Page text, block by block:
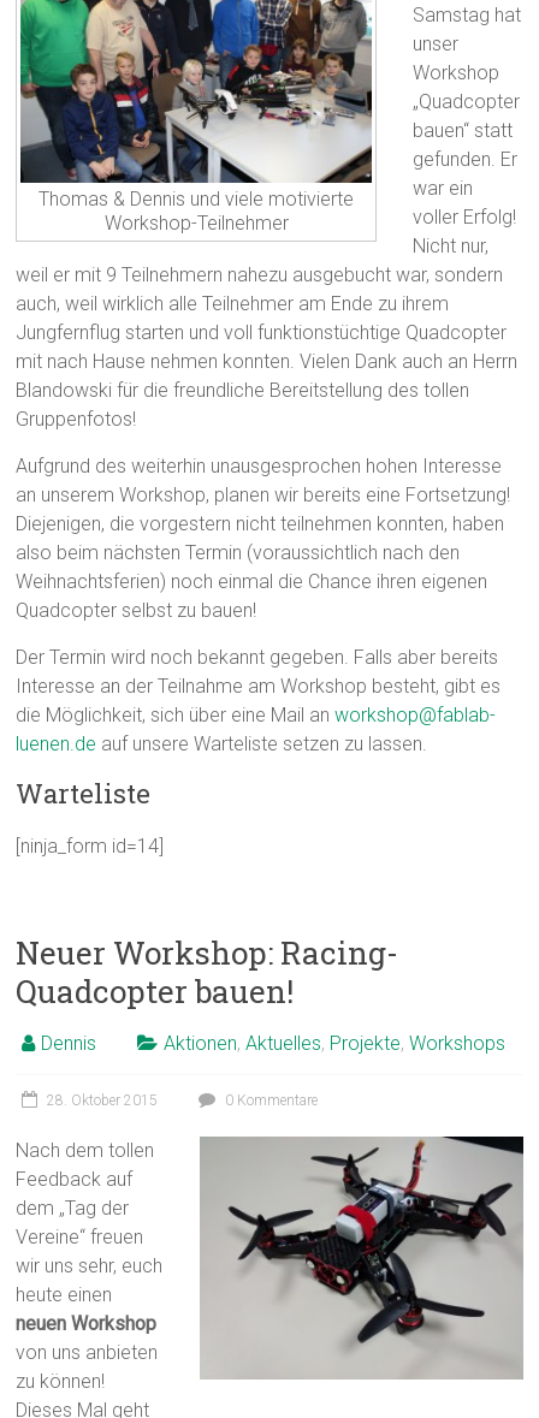
Thomas & Dennis und viele motivierte
Workshop-Teilnehmer
Samstag hat
unser
Workshop
„Quadcopter
bauen“ statt
gefunden. Er
war ein
voller Erfolg!
Nicht nur,
weil er mit 9 Teilnehmern nahezu ausgebucht war, sondern
auch, weil wirklich alle Teilnehmer am Ende zu ihrem
Jungfernflug starten und voll funktionstüchtige Quadcopter
mit nach Hause nehmen konnten. Vielen Dank auch an Herrn
Blandowski für die freundliche Bereitstellung des tollen
Gruppenfotos!
Aufgrund des weiterhin unausgesprochen hohen Interesse
an unserem Workshop, planen wir bereits eine Fortsetzung!
Diejenigen, die vorgestern nicht teilnehmen konnten, haben
also beim nächsten Termin (voraussichtlich nach den
Weihnachtsferien) noch einmal die Chance ihren eigenen
Quadcopter selbst zu bauen!
Der Termin wird noch bekannt gegeben. Falls aber bereits
Interesse an der Teilnahme am Workshop besteht, gibt es
die Möglichkeit, sich über eine Mail anworkshop@fablab-
luenen.de auf unsere Warteliste setzen zu lassen.
Warteliste
[ninja_form id=14]
Neuer Workshop: Racing-
Quadcopter bauen!
Dennis Aktionen,Aktuelles, Projekte,Workshops
28. Oktober 2015 0 Kommentare
Nach dem tollen
Feedback auf
dem „Tag der
Vereine“ freuen
wir uns sehr, euch
heute einen
neuen Workshop
von uns anbieten
zu können!
Dieses Mal geht